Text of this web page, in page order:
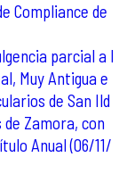
Compliance de
parcial a l
Muy Antigua e
de San Ild
Zamora, con
Anual (06/11/